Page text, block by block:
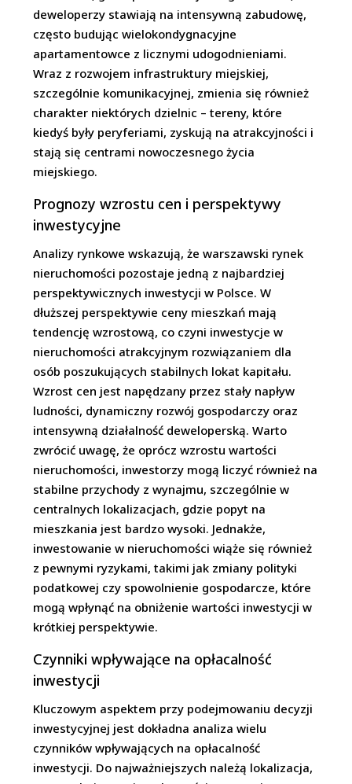
deweloperzy stawiają na intensywną zabudowę,
często budując wielokondygnacyjne
apartamentowce z licznymi udogodnieniami.
Wraz z rozwojem infrastruktury miejskiej,
szczególnie komunikacyjnej, zmienia się również
charakter niektórych dzielnic – tereny, które
kiedyś były peryferiami, zyskują na atrakcyjności i
stają się centrami nowoczesnego życia
miejskiego.
Prognozy wzrostu cen i perspektywy
inwestycyjne
Analizy rynkowe wskazują, że warszawski rynek
nieruchomości pozostaje jedną z najbardziej
perspektywicznych inwestycji w Polsce. W
dłuższej perspektywie ceny mieszkań mają
tendencję wzrostową, co czyni inwestycje w
nieruchomości atrakcyjnym rozwiązaniem dla
osób poszukujących stabilnych lokat kapitału.
Wzrost cen jest napędzany przez stały napływ
ludności, dynamiczny rozwój gospodarczy oraz
intensywną działalność deweloperską. Warto
zwrócić uwagę, że oprócz wzrostu wartości
nieruchomości, inwestorzy mogą liczyć również na
stabilne przychody z wynajmu, szczególnie w
centralnych lokalizacjach, gdzie popyt na
mieszkania jest bardzo wysoki. Jednakże,
inwestowanie w nieruchomości wiąże się również
z pewnymi ryzykami, takimi jak zmiany polityki
podatkowej czy spowolnienie gospodarcze, które
mogą wpłynąć na obniżenie wartości inwestycji w
krótkiej perspektywie.
Czynniki wpływające na opłacalność
inwestycji
Kluczowym aspektem przy podejmowaniu decyzji
inwestycyjnej jest dokładna analiza wielu
czynników wpływających na opłacalność
inwestycji. Do najważniejszych należą lokalizacja,